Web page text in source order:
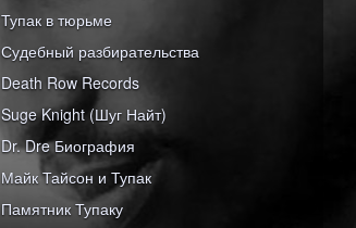
Тупак в тюрьме
Судебный разбирательства
Death Row Records
Suge Knight (Шуг Найт)
Dr. Dre Биография
Майк Тайсон и Тупак
Памятник Тупаку